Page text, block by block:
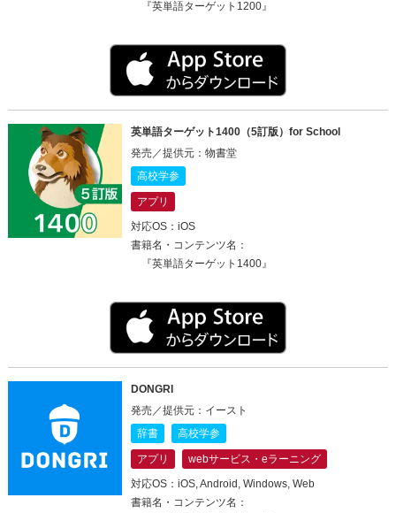
『英単語ターゲット1200』
英単語ターゲット1400（5訂版）for School
発売／提供元：物書堂
高校学参
アプリ
対応OS：iOS
書籍名・コンテンツ名：
『英単語ターゲット1400』
DONGRI
発売／提供元：イースト
辞書
高校学参
アプリ
webサービス・eラーニング
対応OS：iOS, Android, Windows, Web
書籍名・コンテンツ名：